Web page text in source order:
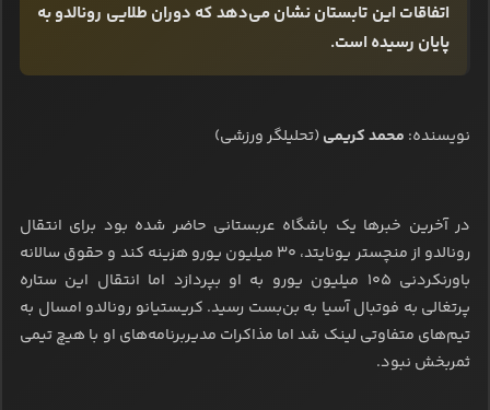
اتفاقات این تابستان نشان می‌دهد که دوران طلایی رونالدو به
پایان رسیده است.
نویسنده: محمد کریمی(تحلیلگر ورزشی)
در آخرین خبرها یک باشگاه عربستانی حاضر شده بود برای انتقال
رونالدو از منچستر یونایتد، ۳۰ میلیون یورو هزینه کند و حقوق سالانه
باورنکردنی ۱۰۵ میلیون یورو به او بپردازد اما انتقال این ستاره
پرتغالی به فوتبال آسیا به بن‌بست رسید. کریستیانو رونالدو امسال به
تیم‌های متفاوتی لینک شد اما مذاکرات مدیربرنامه‌های او با هیچ تیمی
ثمربخش نبود.